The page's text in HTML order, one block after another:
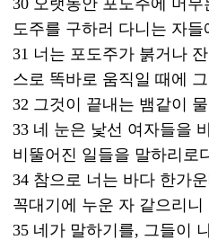
도주를 구하러 다니는 자
31 너는 포도주가 붉거나
스로 똑바로 움직일 때에
32 그것이 끝내는 뱀같이
33 네 눈은 낯선 여자들을
비뚤어진 일들을 말하리로
34 참으로 너는 바다 한가
꼭대기에 누운 자 같으리니
35 네가 말하기를, 그들이